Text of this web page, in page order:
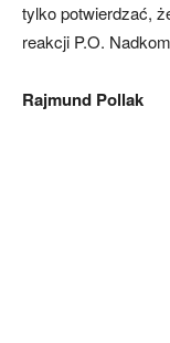
tylko potwierdzać,
reakcji P.O.
Rajmund Pollak